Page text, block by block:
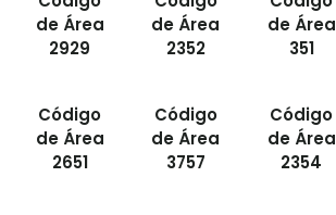
de Área
2929
de Área
2352
de Área
351
Código
de Área
2651
Código
de Área
3757
Código
de Área
2354